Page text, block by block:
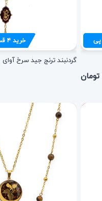
خرید۴
گردنبند ترنج جید سرخ